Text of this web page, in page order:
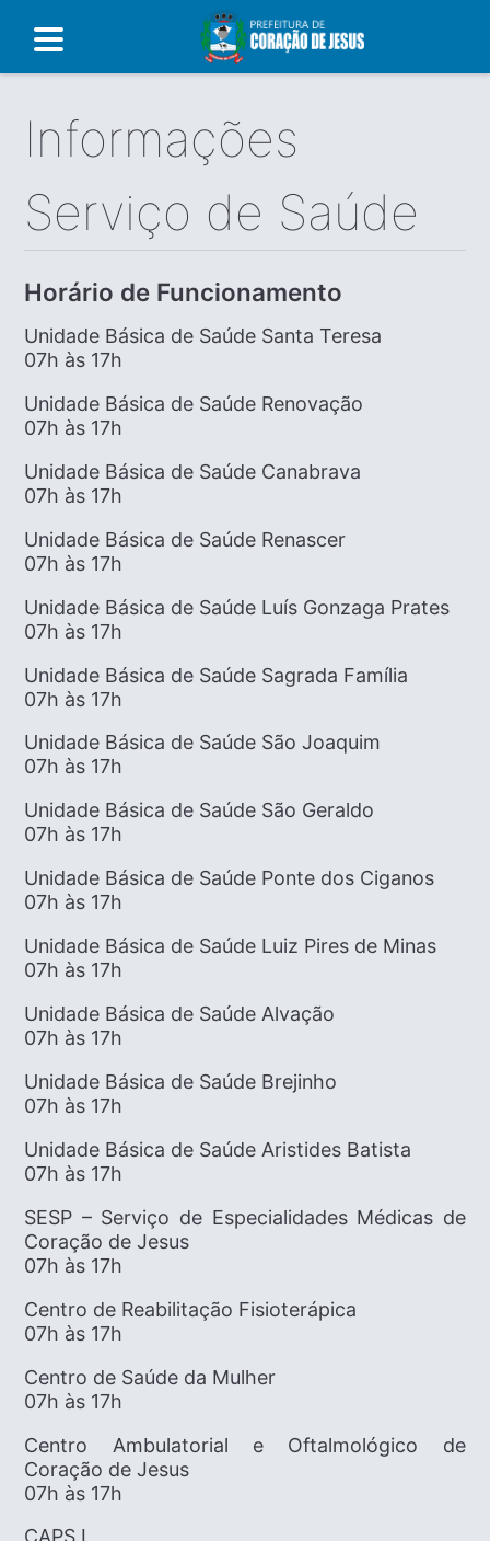
Informações
Serviço de Saúde
Horário de Funcionamento
Unidade Básica de Saúde Santa Teresa
07h às 17h
Unidade Básica de Saúde Renovação
07h às 17h
Unidade Básica de Saúde Canabrava
07h às 17h
Unidade Básica de Saúde Renascer
07h às 17h
Unidade Básica de Saúde Luís Gonzaga Prates
07h às 17h
Unidade Básica de Saúde Sagrada Família
07h às 17h
Unidade Básica de Saúde São Joaquim
07h às 17h
Unidade Básica de Saúde São Geraldo
07h às 17h
Unidade Básica de Saúde Ponte dos Ciganos
07h às 17h
Unidade Básica de Saúde Luiz Pires de Minas
07h às 17h
Unidade Básica de Saúde Alvação
07h às 17h
Unidade Básica de Saúde Brejinho
07h às 17h
Unidade Básica de Saúde Aristides Batista
07h às 17h
SESP – Serviço de Especialidades Médicas de
Coração de Jesus
07h às 17h
Centro de Reabilitação Fisioterápica
07h às 17h
Centro de Saúde da Mulher
07h às 17h
Centro Ambulatorial e Oftalmológico de
Coração de Jesus
07h às 17h